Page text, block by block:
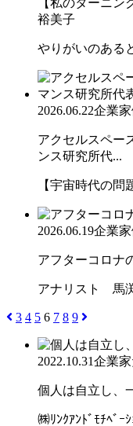
裕美子
やりがいのある
2026.06.22企業
アクセルスペ
ンス研究所代...
【宇宙時代の
2026.06.19企業
アフターコロナ
アナリスト 馬
3 4 5 6 7 8 9
2022.10.31企業
個人は自立し、
㈱ﾘﾝｸｱﾝﾄﾞﾓﾁﾍ